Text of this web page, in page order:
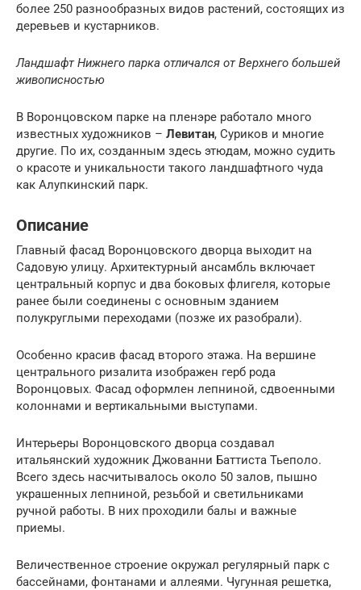
более 250 разнообразных видов растений, состоящих из
деревьев и кустарников.
Ландшафт Нижнего парка отличался от Верхнего большей
живописностью
В Воронцовском парке на пленэре работало много
известных художников – Левитан, Суриков и многие
другие. По их, созданным здесь этюдам, можно судить
о красоте и уникальности такого ландшафтного чуда
как Алупкинский парк.
Описание
Главный фасад Воронцовского дворца выходит на
Садовую улицу. Архитектурный ансамбль включает
центральный корпус и два боковых флигеля, которые
ранее были соединены с основным зданием
полукруглыми переходами (позже их разобрали).
Особенно красив фасад второго этажа. На вершине
центрального ризалита изображен герб рода
Воронцовых. Фасад оформлен лепниной, сдвоенными
колоннами и вертикальными выступами.
Интерьеры Воронцовского дворца создавал
итальянский художник Джованни Баттиста Тьеполо.
Всего здесь насчитывалось около 50 залов, пышно
украшенных лепниной, резьбой и светильниками
ручной работы. В них проходили балы и важные
приемы.
Величественное строение окружал регулярный парк с
бассейнами, фонтанами и аллеями. Чугунная решетка,